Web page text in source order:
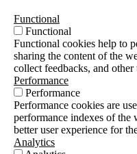
Functional
Functional
Functional cookies help to
sharing the content of the
collect feedbacks, and
Performance
Performance
Performance cookies are
performance indexes of the
better user experience for
Analytics